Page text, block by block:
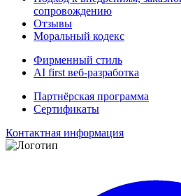
сопровождению
Отзывы
Моральный кодекс
Фирменный стиль
AI first веб-разработка
Партнёрская программа
Сертификаты
Контактная информация